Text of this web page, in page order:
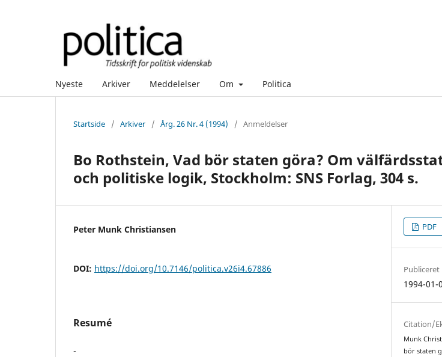
Nyeste Arkiver Meddelelser Om Politica
Startside / Arkiver / Årg. 26 Nr. 4 (1994) / Anmeldelser
Bo Rothstein, Vad bör staten göra? Om
och politiske logik, Stockholm: SNS Forlag, 304 s.
Peter Munk Christiansen
DOI: https://doi.org/10.7146/politica.v26i4.67886
Resumé
-
PDF
Publiceret
1994-01-
Citation/
Munk
bör staten